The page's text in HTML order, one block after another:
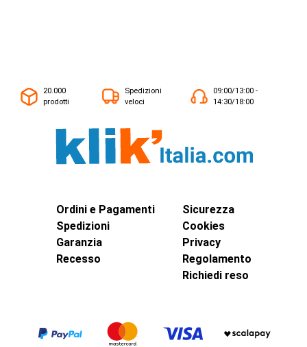
20.000
prodotti
Spedizioni
veloci
09:00/13:00 -
14:30/18:00
Ordini e Pagamenti
Spedizioni
Garanzia
Recesso
Sicurezza
Cookies
Privacy
Regolamento
Richiedi reso